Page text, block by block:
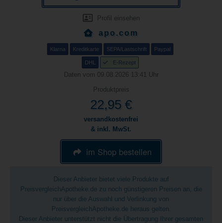
Profil einsehen
apo.com
Klarna Kreditkarte SEPA/Lastschrift Paypal
DHL E-Rezept
Daten vom 09.08.2026 13:41 Uhr
Produktpreis
22,95 €
versandkostenfrei
& inkl. MwSt.
im Shop bestellen
Dieser Anbieter bietet viele Produkte auf
PreisvergleichApotheke.de zu noch günstigeren Preisen an, die
nur über die Auswahl und Verlinkung von
PreisvergleichApotheke.de heraus gelten.
Dieser Anbieter unterstützt nicht die Übertragung Ihrer gesamten